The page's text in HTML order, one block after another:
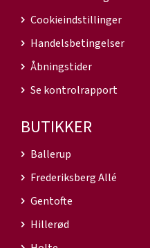
Cookieindstillinger
Handelsbetingelser
Åbningstider
Se kontrolrapport
BUTIKKER
Ballerup
Frederiksberg Allé
Gentofte
Hillerød